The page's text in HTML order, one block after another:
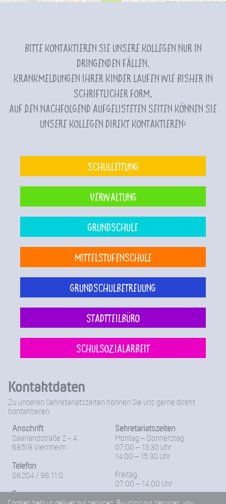
Bitte kontaktieren Sie unsere Kollegen nur in
dringenden Fällen.
Krankmeldungen Ihrer Kinder laufen wie bisher in
schriftlicher Form.
Auf den nachfolgend aufgelisteten Seiten können Sie
unsere Kollegen direkt kontaktieren:
Schulleitung
Verwaltung
Grundschule
Mittelstufenschule
Grundschulbetreuung
Stadtteilbüro
Schulsozialarbeit
Kontaktdaten
Zu unseren Sekretariatszeiten können Sie uns gerne direkt
kontaktieren.
Anschrift
Saarlandstraße 2 - 4
68519 Viernheim
Telefon
06204 / 96 11 0
Fax
Sekretariatszeiten
Montag – Donnerstag
07:00 – 13:30 Uhr
14:00 – 15:30 Uhr
Freitag
07:00 – 14:00 Uhr